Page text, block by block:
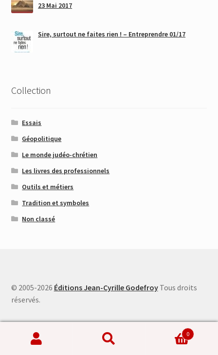
23 Mai 2017
Sire, surtout ne faites rien ! – Entreprendre 01/17
Collection
Essais
Géopolitique
Le monde judéo-chrétien
Les livres des professionnels
Outils et métiers
Tradition et symboles
Non classé
© 2005-2026 Éditions Jean-Cyrille GodefroyTous droits
réservés.
Recherche
Recherche
0